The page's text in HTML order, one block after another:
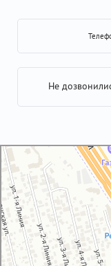
Не
GM-City&VAG-Repair
Автосервис, автотехцентр в
Магазин автозапчастей и